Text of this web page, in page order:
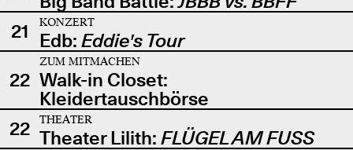
21
KONZERT
Edb: Eddie's Tour
22
ZUM MITMACHEN
Walk-in Closet:
Kleidertauschbörse
22
THEATER
Theater Lilith: FLÜGEL AM FUSS